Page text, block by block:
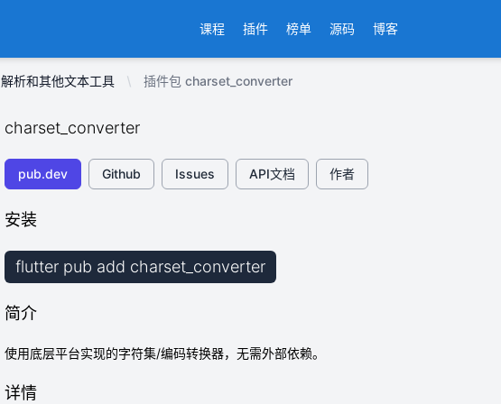
课程 插件 榜单 源码 博客
解析和其他文本工具 插件包 charset_converter
charset_converter
pub.dev Github Issues API文档 作者
安装
flutter pub add charset_converter
简介
使用底层平台实现的字符集/编码转换器，无需外部依赖。
详情